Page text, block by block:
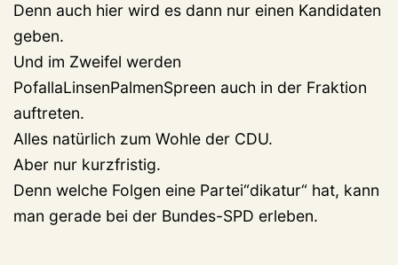
Denn auch hier wird es dann nur einen Kandidaten
geben.
Und im Zweifel werden
PofallaLinsenPalmenSpreen auch in der Fraktion
auftreten.
Alles natürlich zum Wohle der CDU.
Aber nur kurzfristig.
Denn welche Folgen eine Partei“dikatur“ hat, kann
man gerade bei der Bundes-SPD erleben.